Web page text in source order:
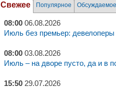
Свежее Популярное Обсуждаемое
08:00 06.08.2026
Июль без премьер: девелоперы
08:00 03.08.2026
Июль – на дворе пусто, да и в
15:50 29.07.2026